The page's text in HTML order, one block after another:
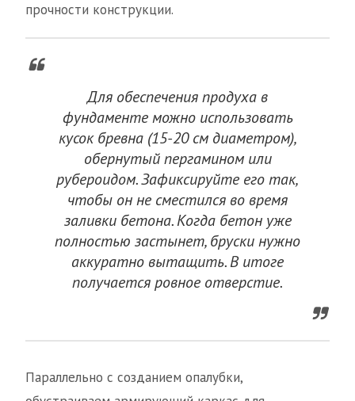
прочности конструкции.
Для обеспечения продуха в
фундаменте можно использовать
кусок бревна (15-20 см диаметром),
обернутый пергамином или
рубероидом. Зафиксируйте его так,
чтобы он не сместился во время
заливки бетона. Когда бетон уже
полностью застынет, бруски нужно
аккуратно вытащить. В итоге
получается ровное отверстие.
Параллельно с созданием опалубки,